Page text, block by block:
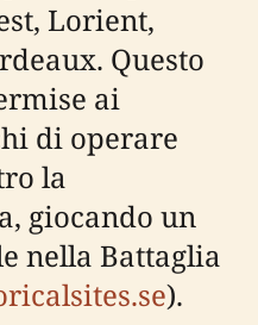
Lorient,
Questo
ai
di operare
la
giocando un
nella Battaglia
).